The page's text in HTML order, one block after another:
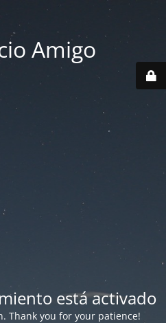
Amigo
está activado
Thank you for your patience!